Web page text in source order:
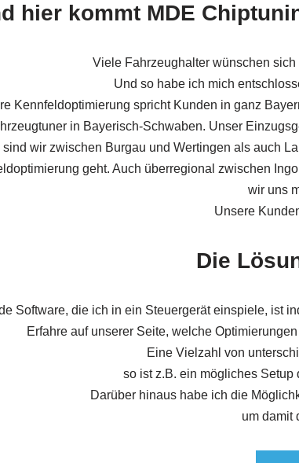
hier kommt MDE
Viele Fahrzeughalter wünschen
Und so habe ich mich
Kennfeldoptimierung spricht Kunden in ganz
in Bayerisch-Schwaben. Unser
sind wir zwischen Burgau und Wertingen als auch
geht. Auch überregional zwischen
wir uns
Unsere
Die
Software, die ich in ein Steuergerät einspiele, ist
Erfahre auf unserer Seite, welche
Eine Vielzahl von
so ist z.B. ein mögliches Setup
Darüber hinaus habe ich die
um damit